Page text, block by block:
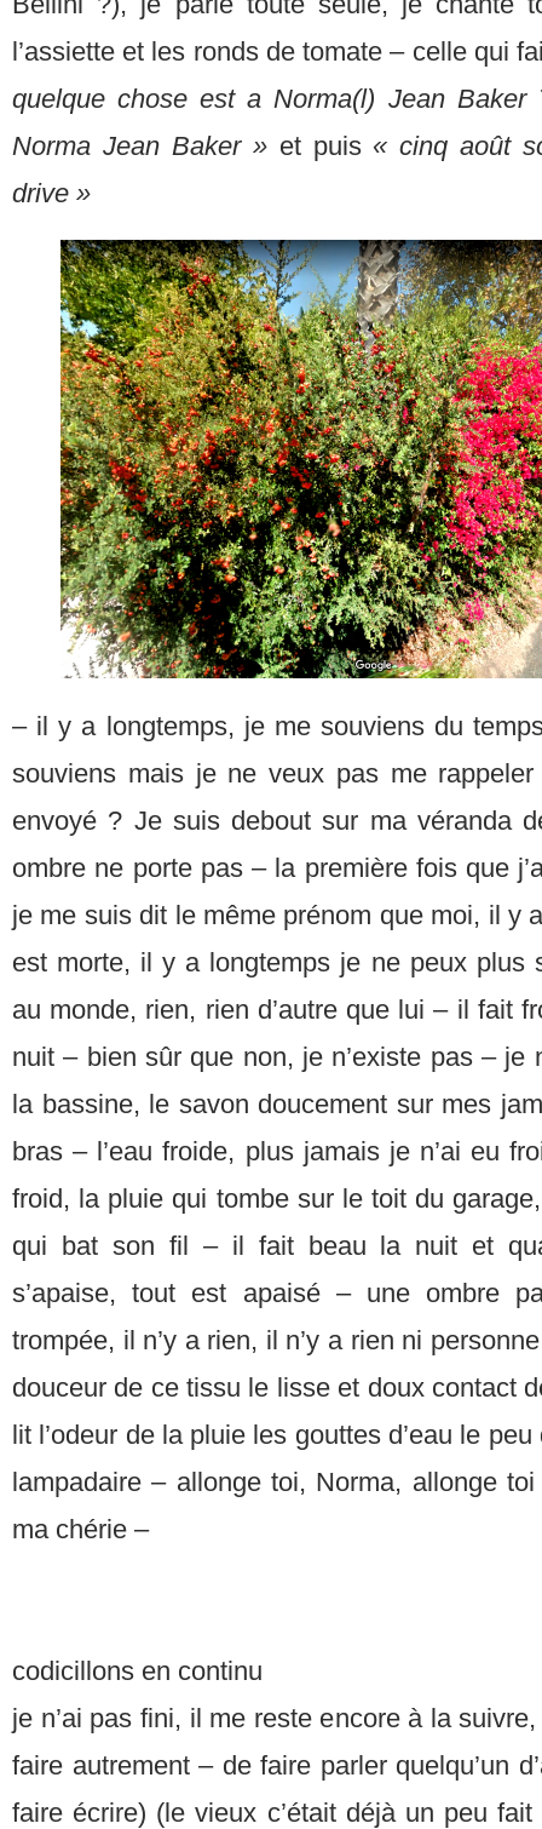
l’assiette et les ronds de tomate – celle qui
quelque chose est a Norma(l) Jean Baker
Norma Jean Baker »et puis « cinq août
drive »
– il y a longtemps, je me souviens du
souviens mais je ne veux pas me
envoyé ? Je suis debout sur ma véranda
ombre ne porte pas – la première fois que
je me suis dit le même prénom que moi, il y
est morte, il y a longtemps je ne peux plus
au monde, rien, rien d’autre que lui – il fait
nuit – bien sûr que non, je n’existe pas – je
la bassine, le savon doucement sur mes
bras – l’eau froide, plus jamais je n’ai eu
froid, la pluie qui tombe sur le toit du
qui bat son fil – il fait beau la nuit et
s’apaise, tout est apaisé – une ombre
trompée, il n’y a rien, il n’y a rien ni
douceur de ce tissu le lisse et doux contact
lit l’odeur de la pluie les gouttes d’eau le
lampadaire – allonge toi, Norma, allonge
ma chérie –
codicillons en continu
je n’ai pas fini, il me reste encore à la
faire autrement – de faire parler quelqu’un
faire écrire) (le vieux c’était déjà un peu